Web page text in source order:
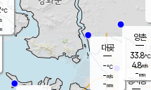
경서동
대곶
-℃
-m/s
-mm
양촌
33.8℃
4.8m/s
-mm
℃